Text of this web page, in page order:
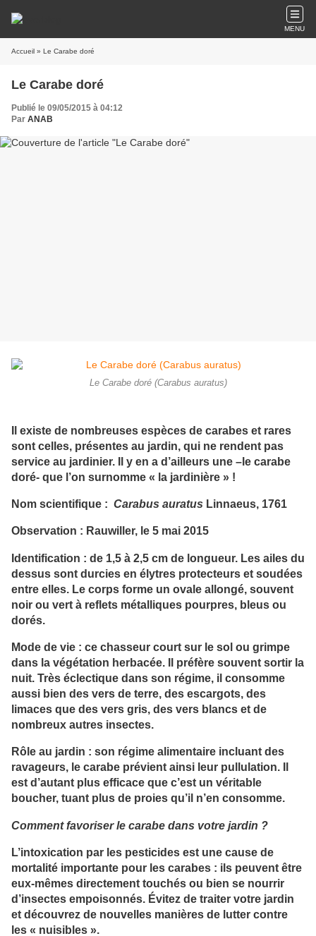
MENU
Accueil » Le Carabe doré
Le Carabe doré
Publié le 09/05/2015 à 04:12
Par ANAB
Le Carabe doré (Carabus auratus)
Il existe de nombreuses espèces de carabes et rares
sont celles, présentes au jardin, qui ne rendent pas
service au jardinier. Il y en a d’ailleurs une –le carabe
doré- que l’on surnomme « la jardinière » !
Nom scientifique : Carabus auratus Linnaeus, 1761
Observation : Rauwiller, le 5 mai 2015
Identification : de 1,5 à 2,5 cm de longueur. Les ailes du
dessus sont durcies en élytres protecteurs et soudées
entre elles. Le corps forme un ovale allongé, souvent
noir ou vert à reflets métalliques pourpres, bleus ou
dorés.
Mode de vie : ce chasseur court sur le sol ou grimpe
dans la végétation herbacée. Il préfère souvent sortir la
nuit. Très éclectique dans son régime, il consomme
aussi bien des vers de terre, des escargots, des
limaces que des vers gris, des vers blancs et de
nombreux autres insectes.
Rôle au jardin : son régime alimentaire incluant des
ravageurs, le carabe prévient ainsi leur pullulation. Il
est d’autant plus efficace que c’est un véritable
boucher, tuant plus de proies qu’il n’en consomme.
Comment favoriser le carabe dans votre jardin ?
L’intoxication par les pesticides est une cause de
mortalité importante pour les carabes : ils peuvent être
eux-mêmes directement touchés ou bien se nourrir
d’insectes empoisonnés. Évitez de traiter votre jardin
et découvrez de nouvelles manières de lutter contre
les « nuisibles ».